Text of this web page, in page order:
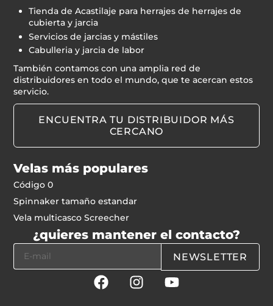
Tienda de Acastilaje para herrajes de herrajes de
cubierta y jarcia
Servicios de jarcias y mástiles
Cabulleria y jarcia de labor
También contamos con una amplia red de
distribuidores en todo el mundo, que te acercan estos
servicio.
ENCUENTRA TU DISTRIBUIDOR MÁS
CERCANO
Velas más populares
Código 0
Spinnaker tamaño estandar
Vela multicasco Screecher
¿quieres mantener el contacto?
NEWSLETTER